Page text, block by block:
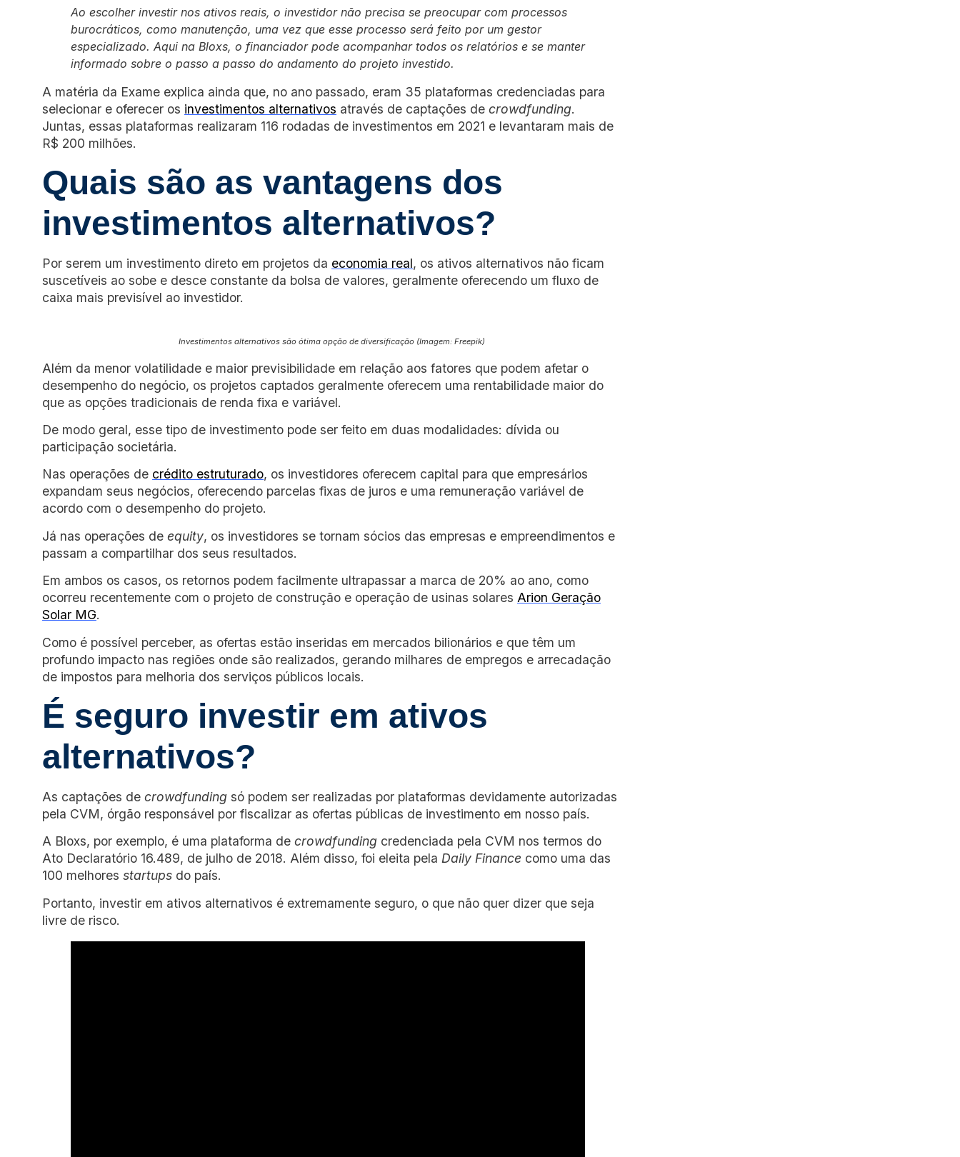
Ao escolher investir nos ativos reais, o investidor não precisa se preocupar com processos
burocráticos, como manutenção, uma vez que esse processo será feito por um gestor
especializado. Aqui na Bloxs, o financiador pode acompanhar todos os relatórios e se manter
informado sobre o passo a passo do andamento do projeto investido.
A matéria da Exame explica ainda que, no ano passado, eram 35 plataformas credenciadas para
selecionar e oferecer os investimentos alternativos através de captações de crowdfunding.
Juntas, essas plataformas realizaram 116 rodadas de investimentos em 2021 e levantaram mais de
R$ 200 milhões.
Quais são as vantagens dos
investimentos alternativos?
Por serem um investimento direto em projetos da economia real, os ativos alternativos não ficam
suscetíveis ao sobe e desce constante da bolsa de valores, geralmente oferecendo um fluxo de
caixa mais previsível ao investidor.
Investimentos alternativos são ótima opção de diversificação (Imagem: Freepik)
Além da menor volatilidade e maior previsibilidade em relação aos fatores que podem afetar o
desempenho do negócio, os projetos captados geralmente oferecem uma rentabilidade maior do
que as opções tradicionais de renda fixa e variável.
De modo geral, esse tipo de investimento pode ser feito em duas modalidades: dívida ou
participação societária.
Nas operações de crédito estruturado, os investidores oferecem capital para que empresários
expandam seus negócios, oferecendo parcelas fixas de juros e uma remuneração variável de
acordo com o desempenho do projeto.
Já nas operações de equity, os investidores se tornam sócios das empresas e empreendimentos e
passam a compartilhar dos seus resultados.
Em ambos os casos, os retornos podem facilmente ultrapassar a marca de 20% ao ano, como
ocorreu recentemente com o projeto de construção e operação de usinas solares Arion Geração
Solar MG.
Como é possível perceber, as ofertas estão inseridas em mercados bilionários e que têm um
profundo impacto nas regiões onde são realizados, gerando milhares de empregos e arrecadação
de impostos para melhoria dos serviços públicos locais.
É seguro investir em ativos
alternativos?
As captações de crowdfunding só podem ser realizadas por plataformas devidamente autorizadas
pela CVM, órgão responsável por fiscalizar as ofertas públicas de investimento em nosso país.
A Bloxs, por exemplo, é uma plataforma de crowdfunding credenciada pela CVM nos termos do
Ato Declaratório 16.489, de julho de 2018. Além disso, foi eleita pela Daily Finance como uma das
100 melhores startups do país.
Portanto, investir em ativos alternativos é extremamente seguro, o que não quer dizer que seja
livre de risco.